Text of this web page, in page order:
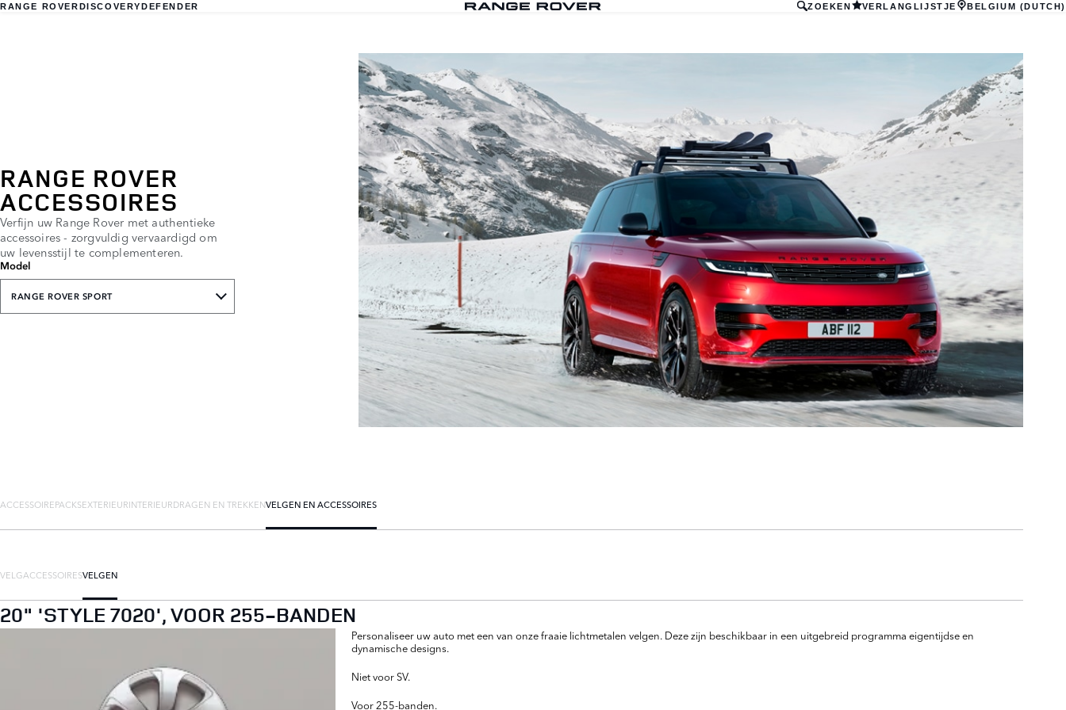
RANGE ROVERDISCOVERYDEFENDER ZOEKEN VERLANGLIJSTJE BELGIUM (DUTCH)
RANGE ROVER
ACCESSOIRES
Verfijn uw Range Rover met authentieke
accessoires - zorgvuldig vervaardigd om
uw levensstijl te complementeren.
Model
RANGE ROVER SPORT
ACCESSOIREPACKSEXTERIEURINTERIEURDRAGEN EN TREKKENVELGEN EN ACCESSOIRES
VELGACCESSOIRESVELGEN
20" 'STYLE 7020', VOOR 255-BANDEN
Personaliseer uw auto met een van onze fraaie lichtmetalen velgen. Deze zijn beschikbaar in een uitgebreid programma eigentijdse en
dynamische designs.
Niet voor SV.
Voor 255-banden.